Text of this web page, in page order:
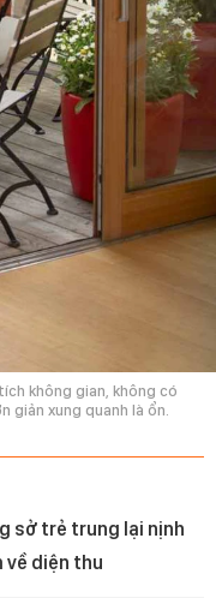
không gian, không có
giản xung quanh là ổn.
sở trẻ trung lại nịnh
về diện thu